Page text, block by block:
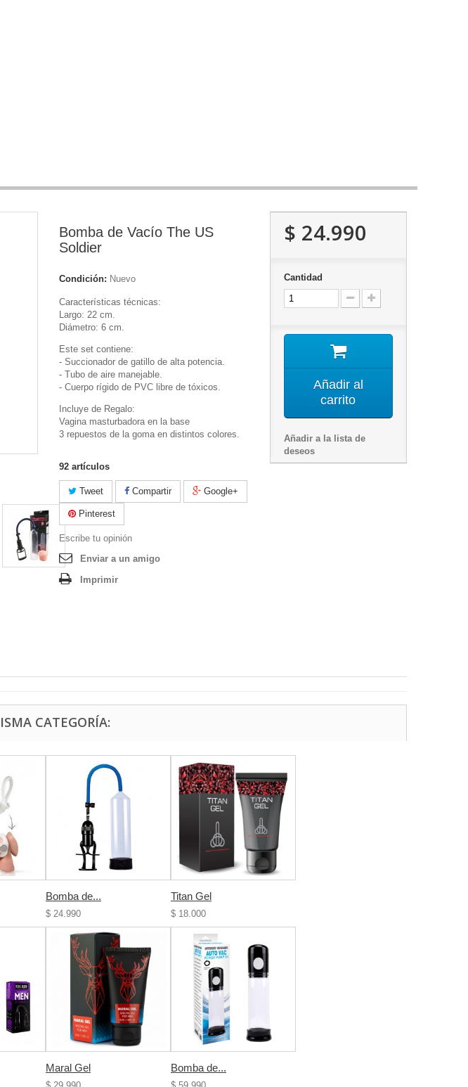
Bomba de Vacío The US
Soldier
Condición: Nuevo
Características técnicas:
Largo: 22 cm.
Diámetro: 6 cm.
Este set contiene:
- Succionador de gatillo de alta potencia.
- Tubo de aire manejable.
- Cuerpo rígido de PVC libre de tóxicos.
Incluye de Regalo:
Vagina masturbadora en la base
3 repuestos de la goma en distintos colores.
92 artículos
Tweet Compartir Google+
Pinterest
Escribe tu opinión
Enviar a un amigo
Imprimir
$ 24.990
Cantidad
Añadir al
carrito
Añadir a la lista de
deseos
CATEGORÍA:
Bomba de...
$ 24.990
Titan Gel
$ 18.000
Maral Gel Bomba de...